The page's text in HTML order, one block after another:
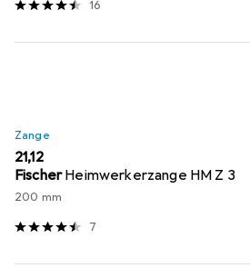
16
Zange
EUR
21,12
FischerHeimwerkerzange HM Z 3
200 mm
7